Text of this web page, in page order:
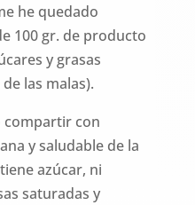
he quedado
100 gr. de producto
y grasas
las malas).
compartir con
y saludable de la
azúcar, ni
saturadas y